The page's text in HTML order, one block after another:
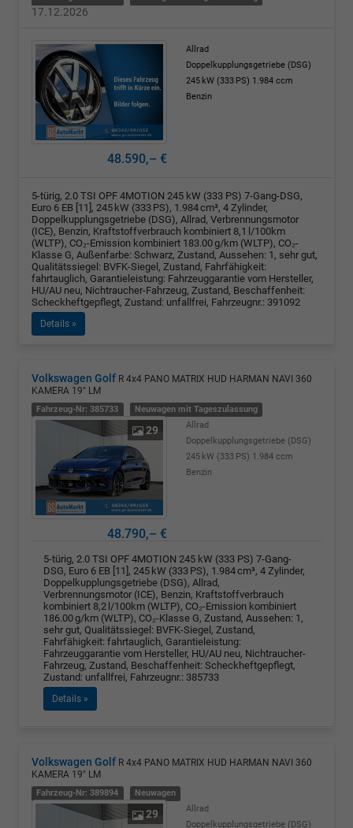
17.12.2026
Allrad
Doppelkupplungsgetriebe (DSG)
245 kW (333 PS) 1.984 ccm
Benzin
48.590,– €
5-türig, 2.0 TSI OPF 4MOTION 245 kW (333 PS) 7-Gang-DSG,
Euro 6 EB [11], 245 kW (333 PS), 1.984 cm³, 4 Zylinder,
Doppelkupplungsgetriebe (DSG), Allrad, Verbrennungsmotor
(ICE), Benzin, Kraftstoffverbrauch kombiniert 8,1 l/100km
(WLTP), CO₂-Emission kombiniert 183.00 g/km (WLTP), CO₂-
Klasse G, Außenfarbe: Schwarz, Zustand, Aussehen: 1, sehr gut,
Qualitätssiegel: BVFK-Siegel, Zustand, Fahrfähigkeit:
fahrtauglich, Garantieleistung: Fahrzeuggarantie vom Hersteller,
HU/AU neu, Nichtraucher-Fahrzeug, Zustand, Beschaffenheit:
Scheckheftgepflegt, Zustand: unfallfrei, Fahrzeugnr.: 391092
Details »
Volkswagen Golf R 4x4 PANO MATRIX HUD HARMAN NAVI 360
KAMERA 19" LM
Fahrzeug-Nr: 385733 Neuwagen mit Tageszulassung
29
Allrad
Doppelkupplungsgetriebe (DSG)
245 kW (333 PS) 1.984 ccm
Benzin
48.790,– €
5-türig, 2.0 TSI OPF 4MOTION 245 kW (333 PS) 7-Gang-
DSG, Euro 6 EB [11], 245 kW (333 PS), 1.984 cm³, 4 Zylinder,
Doppelkupplungsgetriebe (DSG), Allrad,
Verbrennungsmotor (ICE), Benzin, Kraftstoffverbrauch
kombiniert 8,2 l/100km (WLTP), CO₂-Emission kombiniert
186.00 g/km (WLTP), CO₂-Klasse G, Zustand, Aussehen: 1,
sehr gut, Qualitätssiegel: BVFK-Siegel, Zustand,
Fahrfähigkeit: fahrtauglich, Garantieleistung:
Fahrzeuggarantie vom Hersteller, HU/AU neu, Nichtraucher-
Fahrzeug, Zustand, Beschaffenheit: Scheckheftgepflegt,
Zustand: unfallfrei, Fahrzeugnr.: 385733
Details »
Volkswagen Golf R 4x4 PANO MATRIX HUD HARMAN NAVI 360
KAMERA 19" LM
Fahrzeug-Nr: 389894 Neuwagen
29
Allrad
Doppelkupplungsgetriebe (DSG)